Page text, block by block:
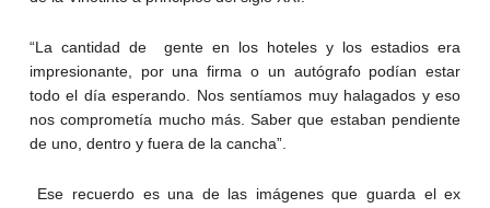
“La cantidad de gente en los hoteles y los estadios era
impresionante, por una firma o un autógrafo podían estar
todo el día esperando. Nos sentíamos muy halagados y eso
nos comprometía mucho más. Saber que estaban pendiente
de uno, dentro y fuera de la cancha”.
Ese recuerdo es una de las imágenes que guarda el ex